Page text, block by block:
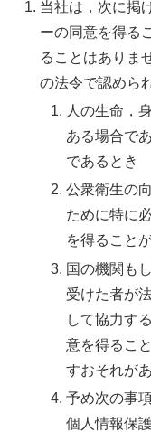
当社は，次に掲
ーの同意を得る
ることはありま
の法令で認めら
人の生命，
ある場合で
であるとき
公衆衛生の
ために特に
を得ること
国の機関も
受けた者が
して協力す
意を得るこ
すおそれが
予め次の事
個人情報保